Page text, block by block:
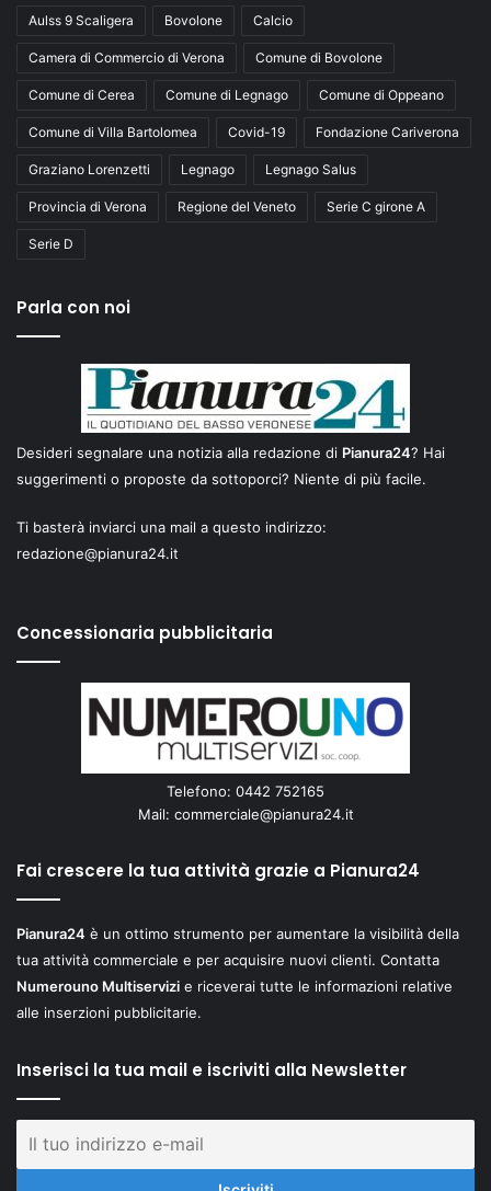
Aulss 9 Scaligera Bovolone Calcio
Camera di Commercio di Verona Comune di Bovolone
Comune di Cerea Comune di Legnago Comune di Oppeano
Comune di Villa Bartolomea Covid-19 Fondazione Cariverona
Graziano Lorenzetti Legnago Legnago Salus
Provincia di Verona Regione del Veneto Serie C girone A
Serie D
Parla con noi
Desideri segnalare una notizia alla redazione di Pianura24? Hai
suggerimenti o proposte da sottoporci? Niente di più facile.
Ti basterà inviarci una mail a questo indirizzo:
redazione@pianura24.it
Concessionaria pubblicitaria
Telefono: 0442 752165
Mail: commerciale@pianura24.it
Fai crescere la tua attività grazie a Pianura24
Pianura24 è un ottimo strumento per aumentare la visibilità della
tua attività commerciale e per acquisire nuovi clienti. Contatta
Numerouno Multiservizi e riceverai tutte le informazioni relative
alle inserzioni pubblicitarie.
Inserisci la tua mail e iscriviti alla Newsletter